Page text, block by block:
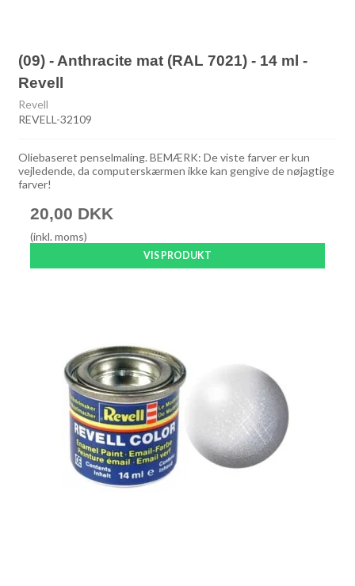
(09) - Anthracite mat (RAL 7021) - 14 ml -
Revell
Revell
REVELL-32109
Oliebaseret penselmaling. BEMÆRK: De viste farver er kun
vejledende, da computerskærmen ikke kan gengive de nøjagtige
farver!
20,00 DKK
(inkl. moms)
VIS PRODUKT